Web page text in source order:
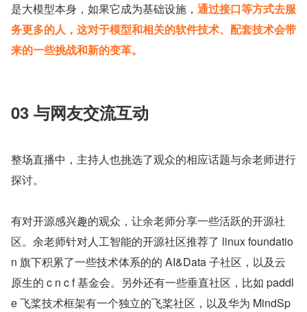
是大模型本身，如果它成为基础设施， 通过接口等方式去服
务更多的人，这对于模型和相关的软件技术、配套技术会带
来的一些挑战和新的变革。
03 与网友交流互动
整场直播中，主持人也挑选了观众的相应话题与余老师进行
探讨。
有对开源感兴趣的观众，让余老师分享一些活跃的开源社
区。余老师针对人工智能的开源社区推荐了 linux foundatio
n 旗下积累了一些技术体系的的 AI&Data 子社区，以及云
原生的 c n c f 基金会。另外还有一些垂直社区，比如 paddl
e 飞桨技术框架有一个独立的飞桨社区，以及华为 MindSp